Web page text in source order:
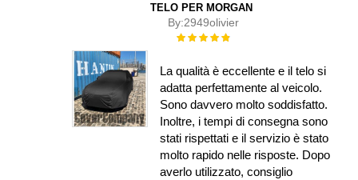
TELO PER MORGAN
By:2949olivier
Rating:
La qualità è eccellente e il telo si
adatta perfettamente al veicolo.
Sono davvero molto soddisfatto.
Inoltre, i tempi di consegna sono
stati rispettati e il servizio è stato
molto rapido nelle risposte. Dopo
averlo utilizzato, consiglio